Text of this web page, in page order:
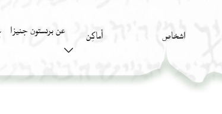
اشخاص أَماكِن عن برنستون جنيزا